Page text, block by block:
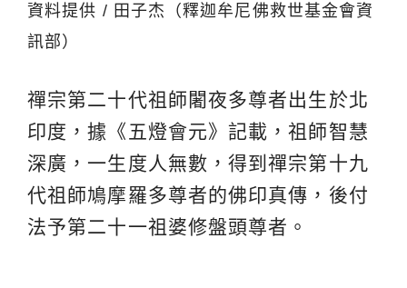
資料提供 / 田子杰（釋迦牟尼佛救世基金會資
訊部）
禪宗第二十代祖師闍夜多尊者出生於北
印度，據《五燈會元》記載，祖師智慧
深廣，一生度人無數，得到禪宗第十九
代祖師鳩摩羅多尊者的佛印真傳，後付
法予第二十一祖婆修盤頭尊者。